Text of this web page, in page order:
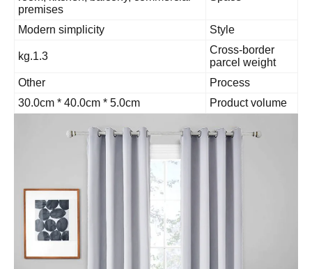
premises
Modern simplicity
Cross-border
parcel weight
Process
Product
30.0cm * 40.0cm * 5.0cm